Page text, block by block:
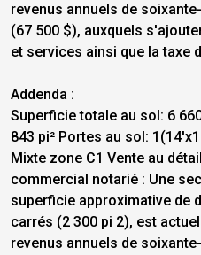
revenus annuels de
(67 500 $), auxquels
et services ainsi que la taxe
Addenda :
Superficie totale au sol: 6
843 pi² Portes au sol:
Mixte zone C1 Vente au
commercial notarié : Une
superficie approximative de
carrés (2 300 pi 2), est
revenus annuels de